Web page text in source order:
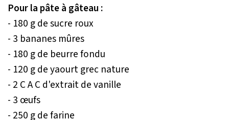
Pour la pâte à gâteau :
- 180 g de sucre roux
- 3 bananes mûres
- 180 g de beurre fondu
- 120 g de yaourt grec nature
- 2 C A C d'extrait de vanille
- 3 œufs
- 250 g de farine